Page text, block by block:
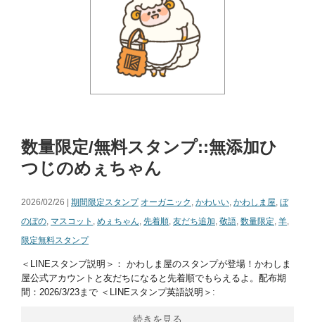
数量限定/無料スタンプ::無添加ひ
つじのめぇちゃん
2026/02/26 | 期間限定スタンプ オーガニック , かわいい, かわしま屋, ぼ
のぼの, マスコット , めぇちゃん, 先着順, 友だち追加, 敬語, 数量限定, 羊,
限定無料スタンプ
＜LINEスタンプ説明＞： かわしま屋のスタンプが登場！かわしま
屋公式アカウントと友だちになると先着順でもらえるよ。配布期
間：2026/3/23まで ＜LINEスタンプ英語説明＞:
続きを見る